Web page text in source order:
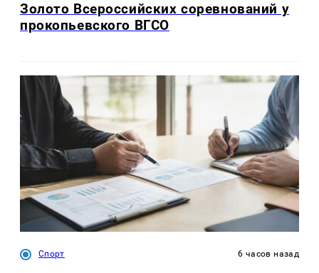
Золото Всероссийских соревнований у
прокопьевского ВГСО
Спорт 6 часов назад